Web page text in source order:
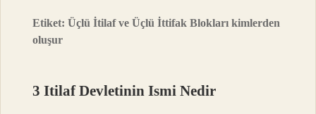
Etiket:Üçlü İtilaf ve Üçlü İttifak Blokları kimlerden
oluşur
3 Itilaf Devletinin Ismi Nedir